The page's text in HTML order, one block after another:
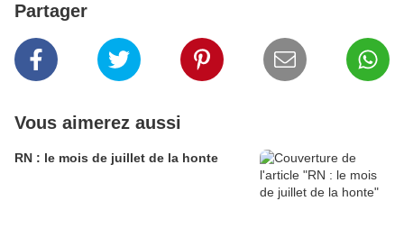
Partager
Vous aimerez aussi
RN : le mois de juillet de la honte